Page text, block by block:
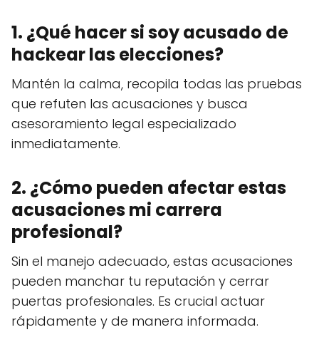
1. ¿Qué hacer si soy acusado de
hackear las elecciones?
Mantén la calma, recopila todas las pruebas
que refuten las acusaciones y busca
asesoramiento legal especializado
inmediatamente.
2. ¿Cómo pueden afectar estas
acusaciones mi carrera
profesional?
Sin el manejo adecuado, estas acusaciones
pueden manchar tu reputación y cerrar
puertas profesionales. Es crucial actuar
rápidamente y de manera informada.